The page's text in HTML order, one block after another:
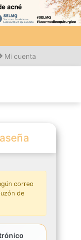
Mi cuenta
correo
de